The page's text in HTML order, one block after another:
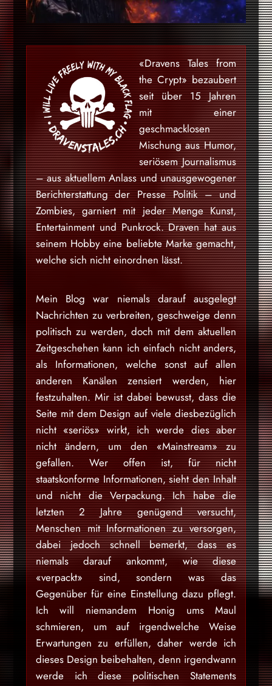
«Dravens Tales from
the Crypt» bezaubert
seit über 15 Jahren
mit einer
geschmacklosen
Mischung aus Humor,
seriösem Journalismus
– aus aktuellem Anlass und unausgewogener
Berichterstattung der Presse Politik – und
Zombies, garniert mit jeder Menge Kunst,
Entertainment und Punkrock. Draven hat aus
seinem Hobby eine beliebte Marke gemacht,
welche sich nicht einordnen lässt.
Mein Blog war niemals darauf ausgelegt
Nachrichten zu verbreiten, geschweige denn
politisch zu werden, doch mit dem aktuellen
Zeitgeschehen kann ich einfach nicht anders,
als Informationen, welche sonst auf allen
anderen Kanälen zensiert werden, hier
festzuhalten. Mir ist dabei bewusst, dass die
Seite mit dem Design auf viele diesbezüglich
nicht «seriös» wirkt, ich werde dies aber
nicht ändern, um den «Mainstream» zu
gefallen. Wer offen ist, für nicht
staatskonforme Informationen, sieht den Inhalt
und nicht die Verpackung. Ich habe die
letzten 2 Jahre genügend versucht,
Menschen mit Informationen zu versorgen,
dabei jedoch schnell bemerkt, dass es
niemals darauf ankommt, wie diese
«verpackt» sind, sondern was das
Gegenüber für eine Einstellung dazu pflegt.
Ich will niemandem Honig ums Maul
schmieren, um auf irgendwelche Weise
Erwartungen zu erfüllen, daher werde ich
dieses Design beibehalten, denn irgendwann
werde ich diese politischen Statements